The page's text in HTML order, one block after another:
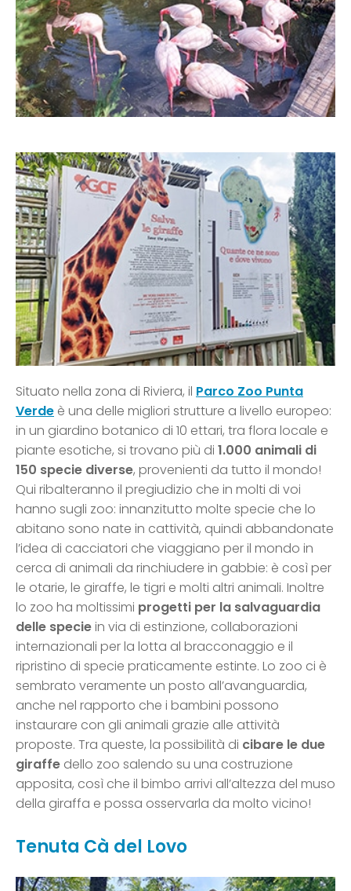
Situato nella zona di Riviera, il Parco Zoo Punta
Verde è una delle migliori strutture a livello europeo:
in un giardino botanico di 10 ettari, tra flora locale e
piante esotiche, si trovano più di 1.000 animali di
150 specie diverse, provenienti da tutto il mondo!
Qui ribalteranno il pregiudizio che in molti di voi
hanno sugli zoo: innanzitutto molte specie che lo
abitano sono nate in cattività, quindi abbandonate
l’idea di cacciatori che viaggiano per il mondo in
cerca di animali da rinchiudere in gabbie: è così per
le otarie, le giraffe, le tigri e molti altri animali. Inoltre
lo zoo ha moltissimi progetti per la salvaguardia
delle speciein via di estinzione, collaborazioni
internazionali per la lotta al bracconaggio e il
ripristino di specie praticamente estinte. Lo zoo ci è
sembrato veramente un posto all’avanguardia,
anche nel rapporto che i bambini possono
instaurare con gli animali grazie alle attività
proposte. Tra queste, la possibilità di cibare le due
giraffe dello zoo salendo su una costruzione
apposita, così che il bimbo arrivi all’altezza del muso
della giraffa e possa osservarla da molto vicino!
Tenuta Cà del Lovo